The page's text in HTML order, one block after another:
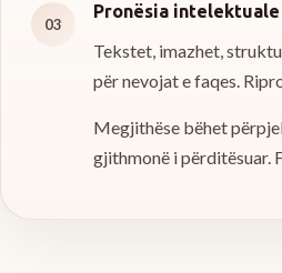
03
Pronësia
Tekstet, imazhet,
për nevojat e faqes.
Megjithëse bëhet
gjithmonë i përditësuar.